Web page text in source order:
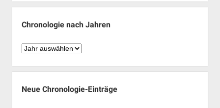
Monaten
Chronologie nach Jahren
Chronologie
Jahren
Neue Chronologie-Einträge